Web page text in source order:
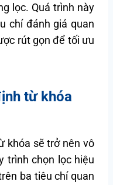
lọc. Quá trình này
chí đánh giá quan
rút gọn để tối ưu
từ khóa
khóa sẽ trở nên vô
trình chọn lọc hiệu
ba tiêu chí quan